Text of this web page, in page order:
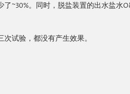
~30%。同时，脱盐装置的出水盐水
试验，都没有产生效果。